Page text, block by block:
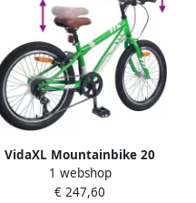
mechanische schijfremmen
– Aluminium groen 66 cm
VidaXL Mountainbike 20
Inch 6-Snelheid voor 5-8 jaar
oud Groen
1 webshop
€ 247,60